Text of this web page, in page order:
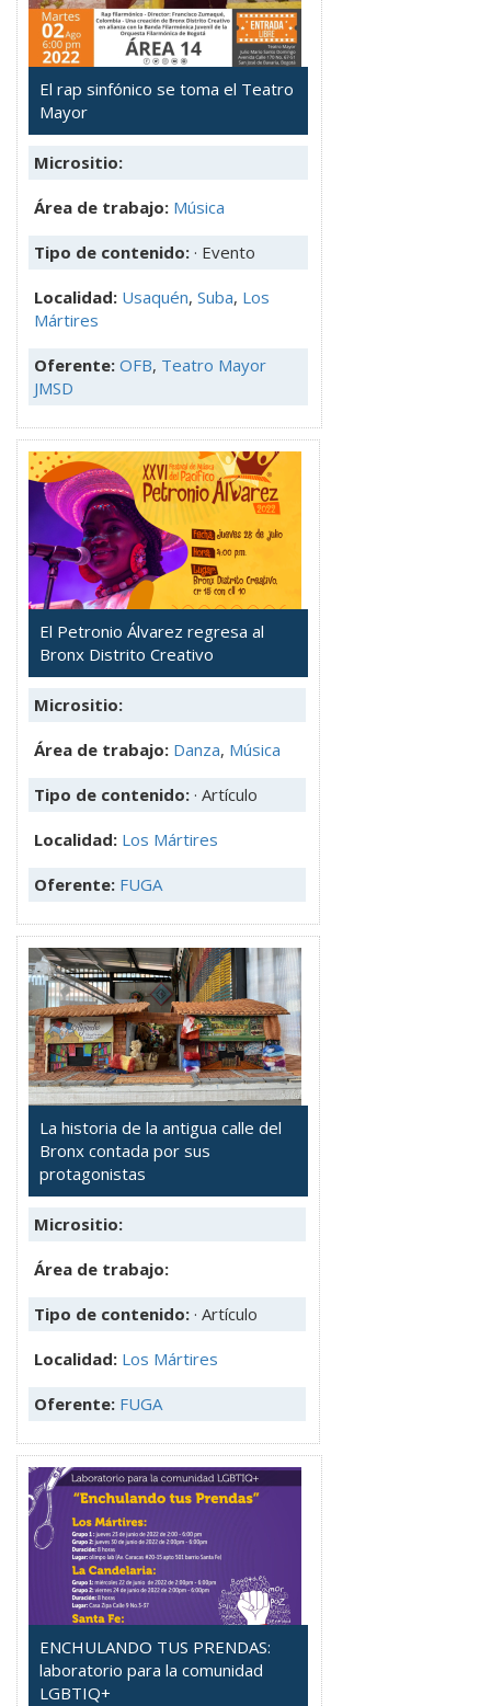
El rap sinfónico se toma el Teatro
Mayor
Micrositio:
Área de trabajo: Música
Tipo de contenido: · Evento
Localidad: Usaquén, Suba, Los
Mártires
Oferente: OFB, Teatro Mayor
JMSD
El Petronio Álvarez regresa al
Bronx Distrito Creativo
Micrositio:
Área de trabajo: Danza, Música
Tipo de contenido: · Artículo
Localidad: Los Mártires
Oferente: FUGA
La historia de la antigua calle del
Bronx contada por sus
protagonistas
Micrositio:
Área de trabajo:
Tipo de contenido: · Artículo
Localidad: Los Mártires
Oferente: FUGA
ENCHULANDO TUS PRENDAS:
laboratorio para la comunidad
LGBTIQ+